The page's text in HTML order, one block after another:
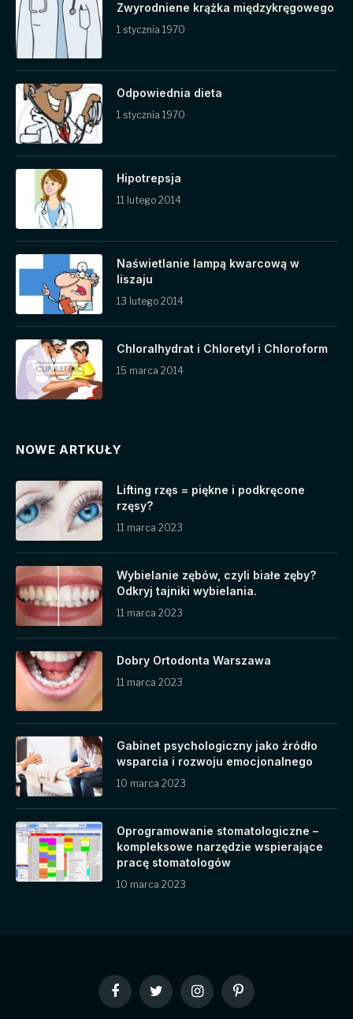
Zwyrodniene krążka międzykręgowego
1 stycznia 1970
Odpowiednia dieta
1 stycznia 1970
Hipotrepsja
11 lutego 2014
Naświetlanie lampą kwarcową w
liszaju
13 lutego 2014
Chloralhydrat i Chloretyl i Chloroform
15 marca 2014
NOWE ARTKUŁY
Lifting rzęs = piękne i podkręcone
rzęsy?
11 marca 2023
Wybielanie zębów, czyli białe zęby?
Odkryj tajniki wybielania.
11 marca 2023
Dobry Ortodonta Warszawa
11 marca 2023
Gabinet psychologiczny jako źródło
wsparcia i rozwoju emocjonalnego
10 marca 2023
Oprogramowanie stomatologiczne –
kompleksowe narzędzie wspierające
pracę stomatologów
10 marca 2023
FacebookTwitter InstagramPinterest